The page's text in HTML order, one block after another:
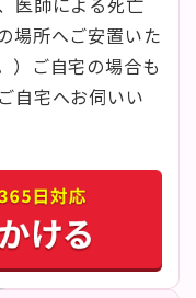
場所へご安置いた
）ご自宅の場合も
自宅へお伺いい